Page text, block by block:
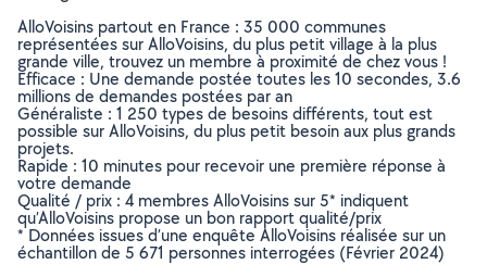
AlloVoisins partout en France : 35 000 communes
représentées sur AlloVoisins, du plus petit village à la plus
grande ville, trouvez un membre à proximité de chez vous !
Efficace : Une demande postée toutes les 10 secondes, 3.6
millions de demandes postées par an
Généraliste : 1 250 types de besoins différents, tout est
possible sur AlloVoisins, du plus petit besoin aux plus grands
projets.
Rapide : 10 minutes pour recevoir une première réponse à
votre demande
Qualité / prix : 4 membres AlloVoisins sur 5* indiquent
qu’AlloVoisins propose un bon rapport qualité/prix
* Données issues d’une enquête AlloVoisins réalisée sur un
échantillon de 5 671 personnes interrogées (Février 2024)